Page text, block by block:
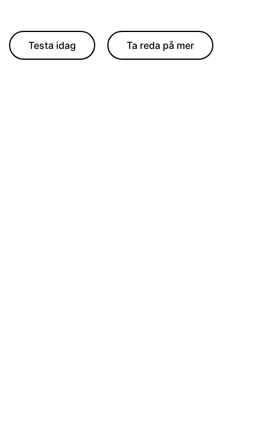
Testa idag Ta reda på mer